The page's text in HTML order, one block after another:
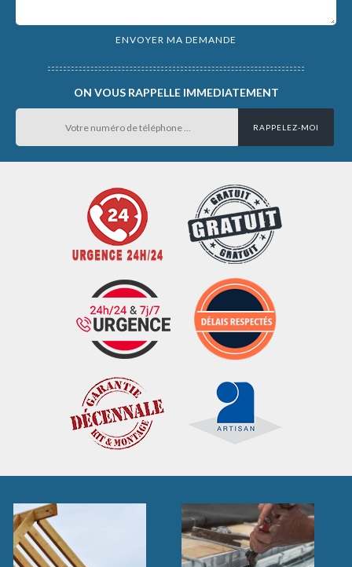
ON VOUS RAPPELLE IMMEDIATEMENT